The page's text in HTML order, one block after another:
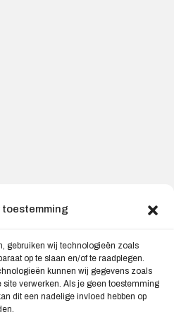
toestemming
gebruiken wij technologieën zoals
op te slaan en/of te raadplegen.
kunnen wij gegevens zoals
verwerken. Als je geen toestemming
dit een nadelige invloed hebben op